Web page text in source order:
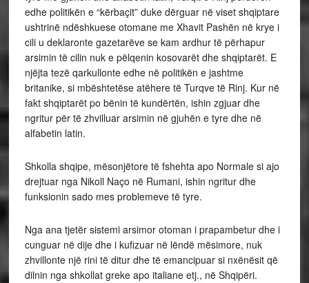
edhe politikën e “kërbaçit” duke dërguar në viset shqiptare
ushtrinë ndëshkuese otomane me Xhavit Pashën në krye i
cili u deklaronte gazetarëve se kam ardhur të përhapur
arsimin të cilin nuk e pëlqenin kosovarët dhe shqiptarët. E
njëjta tezë qarkullonte edhe në politikën e jashtme
britanike, si mbështetëse atëhere të Turqve të Rinj. Kur në
fakt shqiptarët po bënin të kundërtën, ishin zgjuar dhe
ngritur për të zhvilluar arsimin në gjuhën e tyre dhe në
alfabetin latin.
Shkolla shqipe, mësonjëtore të fshehta apo Normale si ajo
drejtuar nga Nikoll Naço në Rumani, ishin ngritur dhe
funksionin sado mes problemeve të tyre.
Nga ana tjetër sistemi arsimor otoman i prapambetur dhe i
cunguar në dije dhe i kufizuar në lëndë mësimore, nuk
zhvillonte një rini të ditur dhe të emancipuar si nxënësit që
dilnin nga shkollat greke apo italiane etj., në Shqipëri.